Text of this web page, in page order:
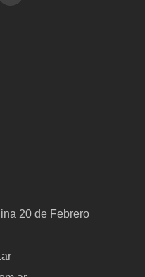
20 de Febrero